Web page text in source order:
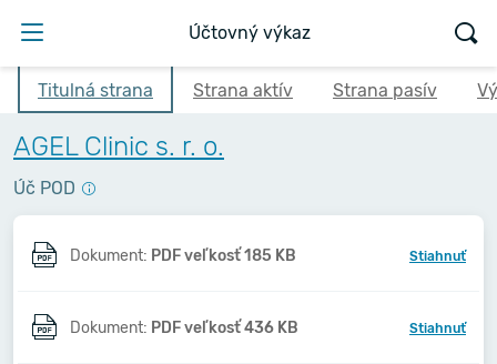
Účtovný výkaz
Titulná strana Strana aktív Strana pasív
AGEL Clinic s. r. o.
Úč POD
Dokument: PDF veľkosť 185 KB Stiahnuť
Dokument: PDF veľkosť 436 KB Stiahnuť